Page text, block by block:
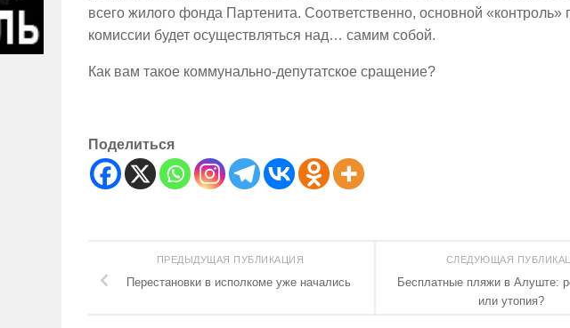
всего жилого фонда Партенита. Соответственно, основной «контроль»
комиссии будет осуществляться над… самим собой.
Как вам такое коммунально-депутатское сращение?
Поделиться
СЛЕДУЮЩАЯ
Бесплатные пляжи в Алуште:
или утопия?
ПРЕДЫДУЩАЯ ПУБЛИКАЦИЯ
Перестановки в исполкоме уже начались